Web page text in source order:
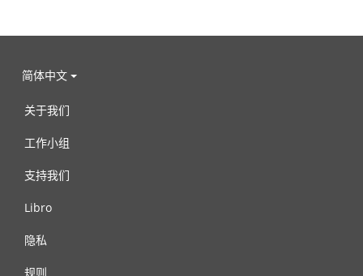
简体中文
关于我们
工作小组
支持我们
Libro
隐私
规则